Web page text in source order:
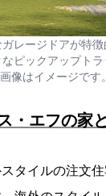
レージドアが特
ピックアップト
画像はイメージです。
・エフの家
タイルの注文